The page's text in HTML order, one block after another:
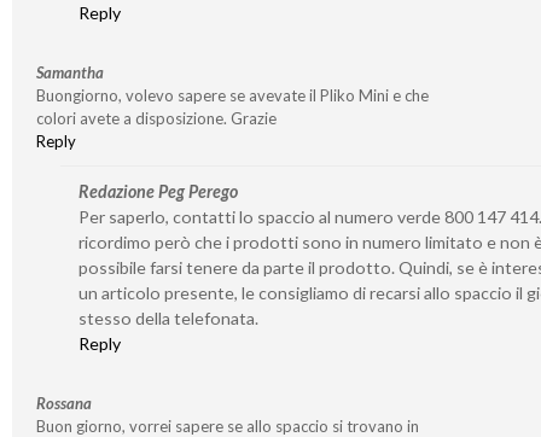
Reply
Samantha
Buongiorno, volevo sapere se avevate il Pliko Mini e che
colori avete a disposizione. Grazie
Reply
Redazione Peg Perego
Per saperlo, contatti lo spaccio al numero verde 800 147
ricordimo però che i prodotti sono in numero limitato e non
possibile farsi tenere da parte il prodotto. Quindi, se è
un articolo presente, le consigliamo di recarsi allo spaccio il
stesso della telefonata.
Reply
Rossana
Buon giorno, vorrei sapere se allo spaccio si trovano in